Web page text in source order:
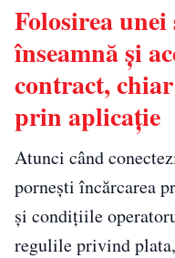
Folosirea
înseamnă și
contract,
prin aplicație
Atunci când
pornești încărcarea
și condițiile
regulile privind